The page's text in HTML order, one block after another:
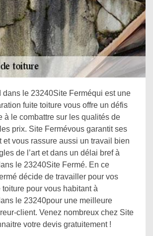
dans le 23240Site Ferméqui est une
fuite toiture vous offre un défis
à le combattre sur les qualités de
prix. Site Fermévous garantit ses
et vous rassure aussi un travail bien
de l’art et dans un délai bref à
le 23240Site Fermé. En ce
décide de travailler pour vos
toiture pour vous habitant à
le 23240pour une meilleure
client. Venez nombreux chez Site
votre devis gratuitement !